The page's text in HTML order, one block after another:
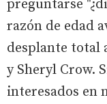
preguntarse
razón de edad
desplante total
y Sheryl Crow.
interesados en